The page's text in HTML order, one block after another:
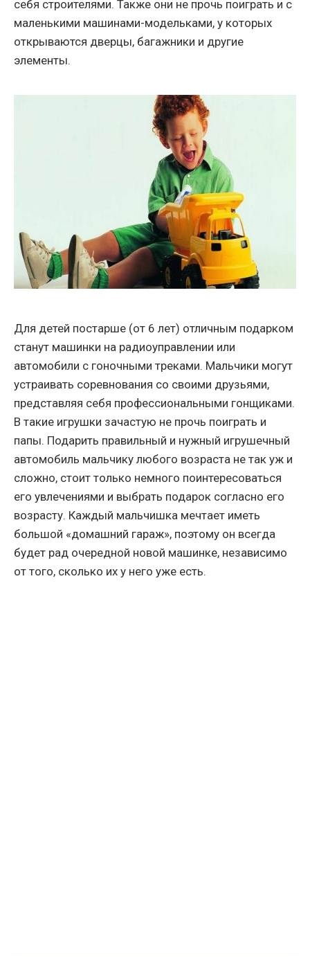
себя строителями. Также они не прочь поиграть и с
маленькими машинами-модельками, у которых
открываются дверцы, багажники и другие
элементы.
Для детей постарше (от 6 лет) отличным подарком
станут машинки на радиоуправлении или
автомобили с гоночными треками. Мальчики могут
устраивать соревнования со своими друзьями,
представляя себя профессиональными гонщиками.
В такие игрушки зачастую не прочь поиграть и
папы. Подарить правильный и нужный игрушечный
автомобиль мальчику любого возраста не так уж и
сложно, стоит только немного поинтересоваться
его увлечениями и выбрать подарок согласно его
возрасту. Каждый мальчишка мечтает иметь
большой «домашний гараж», поэтому он всегда
будет рад очередной новой машинке, независимо
от того, сколько их у него уже есть.